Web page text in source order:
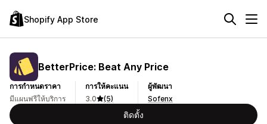
Shopify App Store
BetterPrice: Beat Any Price
การกำหนดราคา
มีแผนฟรีให้บริการ
การให้คะแนน
3.0
(5)
ผู้พัฒนา
Sofenx
ติดตั้ง